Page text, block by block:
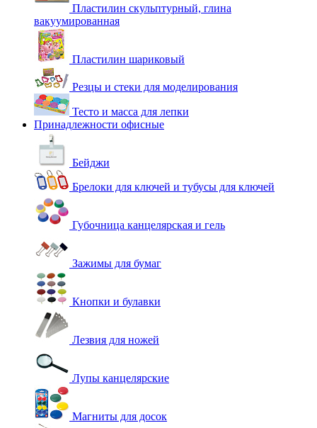
Пластилин скульптурный, глина
вакуумированная
Пластилин шариковый
Резцы и стеки для моделирования
Тесто и масса для лепки
Принадлежности офисные
Бейджи
Брелоки для ключей и тубусы для ключей
Губочница канцелярская и гель
Зажимы для бумаг
Кнопки и булавки
Лезвия для ножей
Лупы канцелярские
Магниты для досок